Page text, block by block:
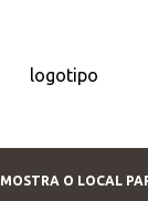
O LOCAL